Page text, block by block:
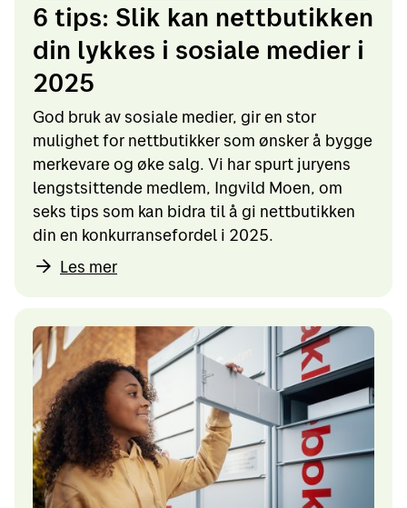
6 tips: Slik kan nettbutikken
din lykkes i sosiale medier i
2025
God bruk av sosiale medier, gir en stor
mulighet for nettbutikker som ønsker å bygge
merkevare og øke salg. Vi har spurt juryens
lengstsittende medlem, Ingvild Moen, om
seks tips som kan bidra til å gi nettbutikken
din en konkurransefordel i 2025.
Les mer